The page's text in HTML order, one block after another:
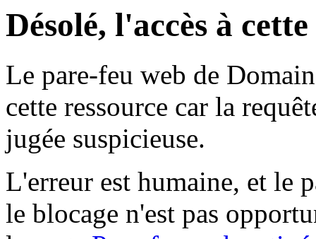
Désolé, l'accès à
Le pare-feu web de
cette ressource car la
jugée suspicieuse.
L'erreur est humaine, et le
le blocage n'est pas